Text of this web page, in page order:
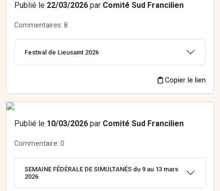
Publié le 22/03/2026 par Comité Sud Francilien
Commentaires: 8
Festival de Lieusaint 2026
Copier le lien
Publié le 10/03/2026 par Comité Sud Francilien
Commentaire: 0
SEMAINE FÉDÉRALE DE SIMULTANÉS du 9 au 13 mars
2026